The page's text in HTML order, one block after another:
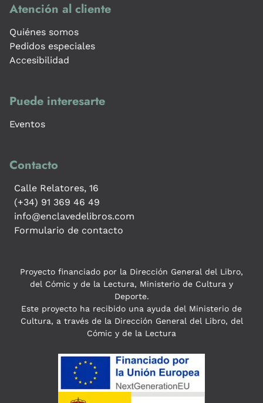
Atención al cliente
Quiénes somos
Pedidos especiales
Accesibilidad
Puede interesarte
Eventos
Contacto
Calle Relatores, 16
(+34) 91 369 46 49
info@enclavedelibros.com
Formulario de contacto
Proyecto financiado por la Dirección General del Libro,
del Cómic y de la Lectura, Ministerio de Cultura y
Deporte.
Este proyecto ha recibido una ayuda del Ministerio de
Cultura, a través de la Dirección General del Libro, del
Cómic y de la Lectura